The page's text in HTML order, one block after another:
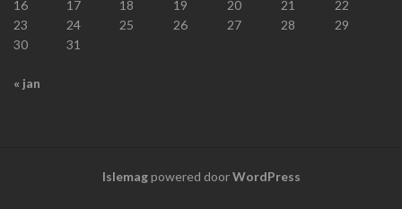
16
17 18 19 20 21
22
23
24 25 26 27 28
29
30
31
« jan
Islemagpowered doorWordPress